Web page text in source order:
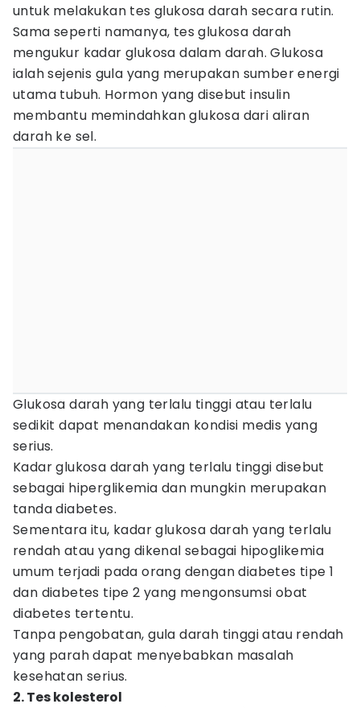
untuk melakukan tes glukosa darah secara rutin.
Sama seperti namanya, tes glukosa darah
mengukur kadar glukosa dalam darah. Glukosa
ialah sejenis gula yang merupakan sumber energi
utama tubuh. Hormon yang disebut insulin
membantu memindahkan glukosa dari aliran
darah ke sel.
Glukosa darah yang terlalu tinggi atau terlalu
sedikit dapat menandakan kondisi medis yang
serius.
Kadar glukosa darah yang terlalu tinggi disebut
sebagai hiperglikemia dan mungkin merupakan
tanda diabetes.
Sementara itu, kadar glukosa darah yang terlalu
rendah atau yang dikenal sebagai hipoglikemia
umum terjadi pada orang dengan diabetes tipe 1
dan diabetes tipe 2 yang mengonsumsi obat
diabetes tertentu.
Tanpa pengobatan, gula darah tinggi atau rendah
yang parah dapat menyebabkan masalah
kesehatan serius.
2. Tes kolesterol